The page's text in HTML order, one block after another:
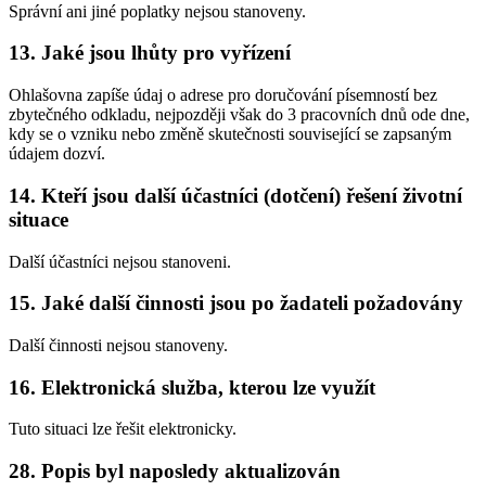
Správní ani jiné poplatky nejsou stanoveny.
13. Jaké jsou lhůty pro vyřízení
Ohlašovna zapíše údaj o adrese pro doručování písemností bez
zbytečného odkladu, nejpozději však do 3 pracovních dnů ode dne,
kdy se o vzniku nebo změně skutečnosti související se zapsaným
údajem dozví.
14. Kteří jsou další účastníci (dotčení) řešení životní
situace
Další účastníci nejsou stanoveni.
15. Jaké další činnosti jsou po žadateli požadovány
Další činnosti nejsou stanoveny.
16. Elektronická služba, kterou lze využít
Tuto situaci lze řešit elektronicky.
28. Popis byl naposledy aktualizován